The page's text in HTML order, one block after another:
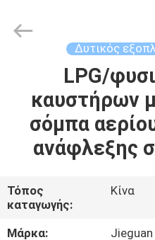
ΠΡΟΪΌΝΤΑ
ΠΕΡΊΠΟΥ
ΕΜΕΊΣ
equipments
limited.
Δυτικός
LPG/
καυστήρων
σόμπα
ανάφλεξης
Τόπος
καταγωγής:
Κίνα
Μάρκα:
Jieguan